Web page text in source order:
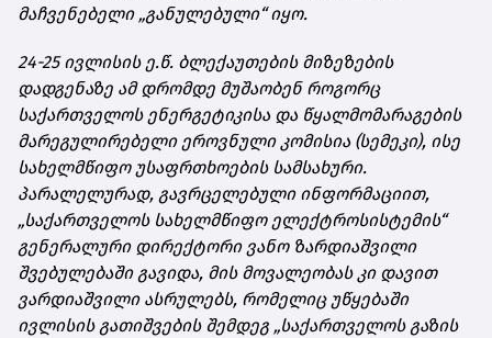
მაჩვენებელი „განულებული“ იყო.
24-25 ივლისის ე.წ. ბლექაუთების მიზეზების
დადგენაზე ამ დრომდე მუშაობენ როგორც
საქართველოს ენერგეტიკისა და წყალმომარაგების
მარეგულირებელი ეროვნული კომისია (სემეკი), ისე
სახელმწიფო უსაფრთხოების სამსახური.
პარალელურად, გავრცელებული ინფორმაციით,
„საქართველოს სახელმწიფო ელექტროსისტემის“
გენერალური დირექტორი ვანო ზარდიაშვილი
შვებულებაში გავიდა, მის მოვალეობას კი დავით
ვარდიაშვილი ასრულებს, რომელიც უწყებაში
ივლისის გათიშვების შემდეგ „საქართველოს გაზის